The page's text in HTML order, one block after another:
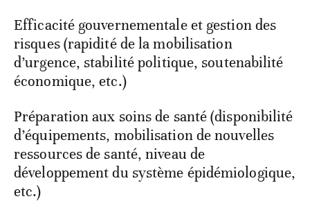
Efficacité gouvernementale et gestion des
risques (rapidité de la mobilisation
d’urgence, stabilité politique, soutenabilité
économique, etc.)
Préparation aux soins de santé (disponibilité
d’équipements, mobilisation de nouvelles
ressources de santé, niveau de
développement du système épidémiologique,
etc.)